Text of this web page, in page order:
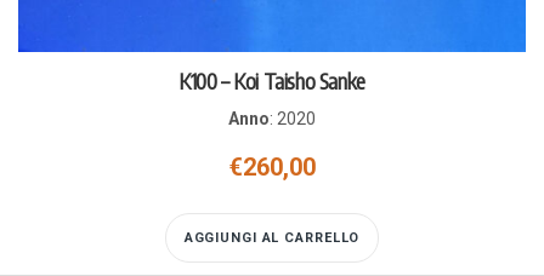
K100 – Koi Taisho Sanke
Anno: 2020
€260,00
AGGIUNGI AL CARRELLO